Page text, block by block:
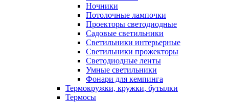
Ночники
Потолочные лампочки
Проекторы светодиодные
Садовые светильники
Светильники интерьерные
Светильники прожекторы
Светодиодные ленты
Умные светильники
Фонари для кемпинга
Термокружки, кружки, бутылки
Термосы